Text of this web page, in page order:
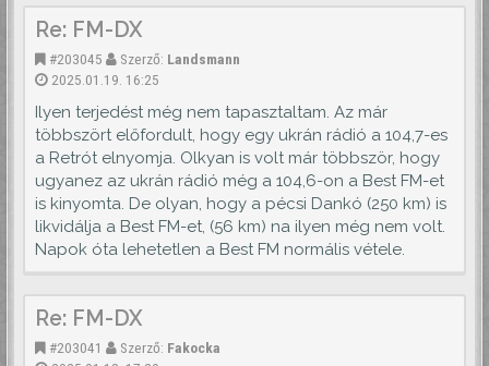
Re: FM-DX
#203045 Szerző: Landsmann
2025.01.19. 16:25
Ilyen terjedést még nem tapasztaltam. Az már
többszört előfordult, hogy egy ukrán rádió a 104,7-es
a Retrót elnyomja. Olkyan is volt már többször, hogy
ugyanez az ukrán rádió még a 104,6-on a Best FM-et
is kinyomta. De olyan, hogy a pécsi Dankó (250 km) is
likvidálja a Best FM-et, (56 km) na ilyen még nem volt.
Napok óta lehetetlen a Best FM normális vétele.
Re: FM-DX
#203041 Szerző: Fakocka